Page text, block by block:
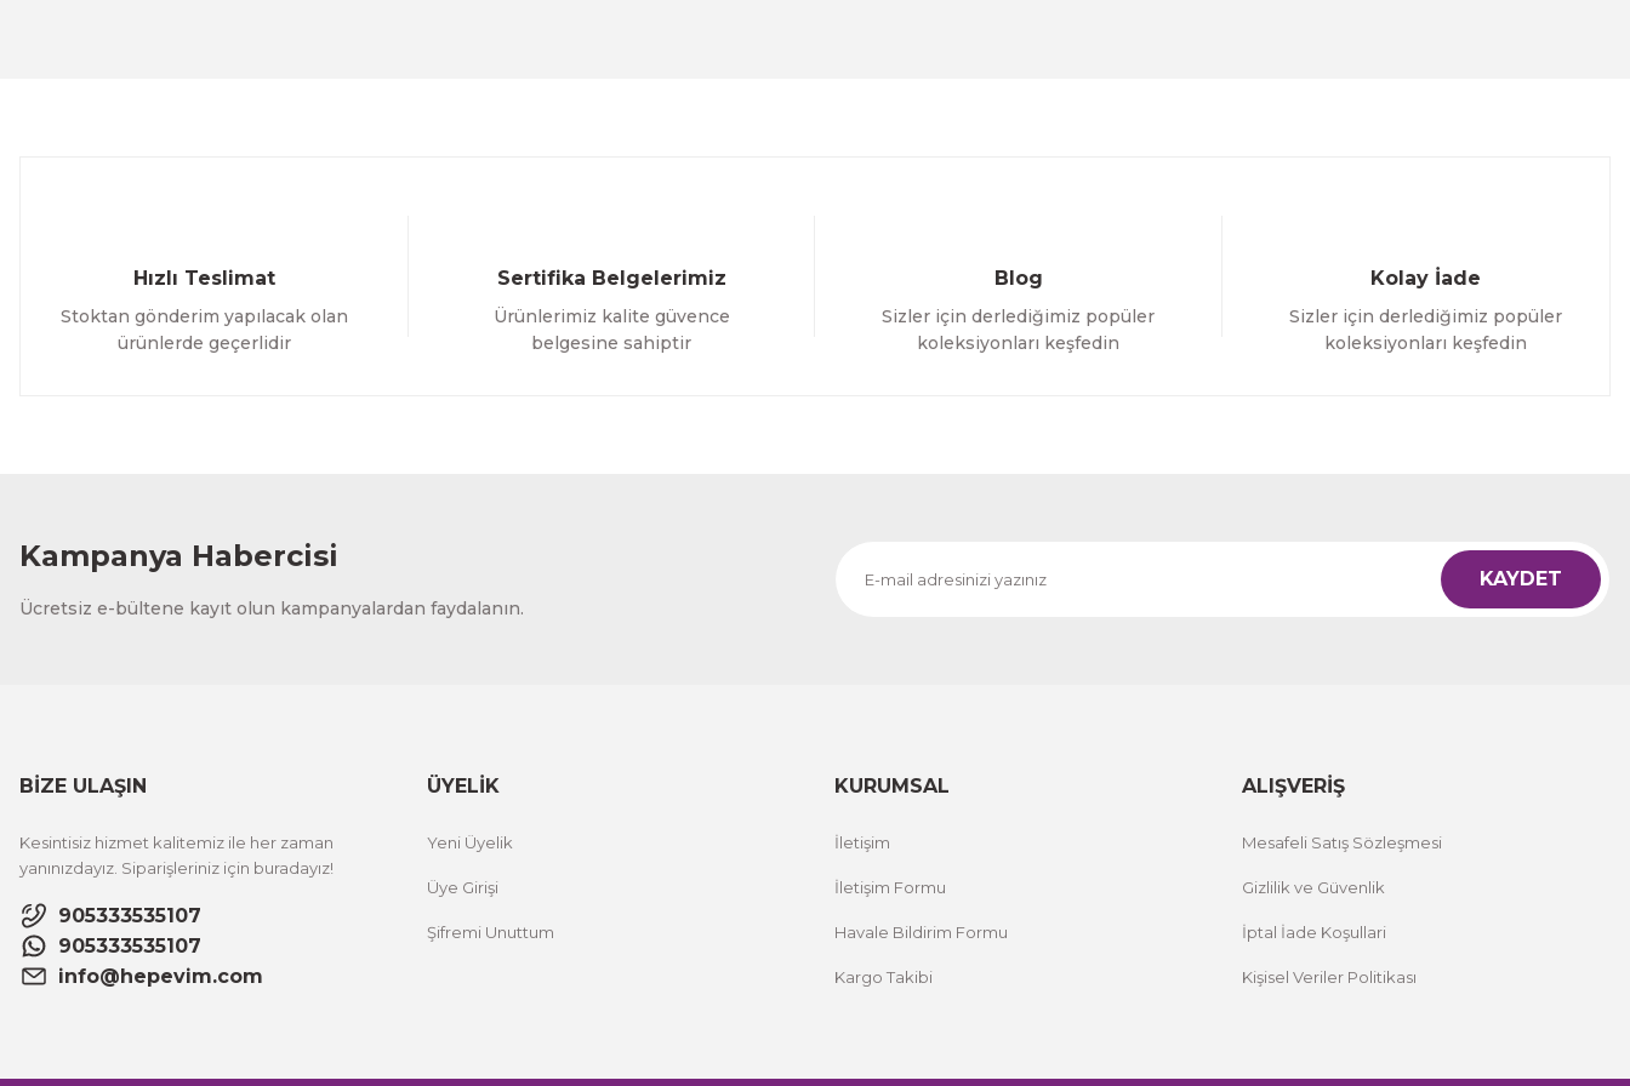
Hızlı Teslimat
Stoktan gönderim yapılacak olan
ürünlerde geçerlidir
Sertifika Belgelerimiz
Ürünlerimiz kalite güvence
belgesine sahiptir
Blog
Sizler için derlediğimiz popüler
koleksiyonları keşfedin
Kolay İade
Sizler için derlediğimiz popüler
koleksiyonları keşfedin
Kampanya Habercisi
Ücretsiz e-bültene kayıt olun kampanyalardan faydalanın.
KAYDET
BİZE ULAŞIN
Kesintisiz hizmet kalitemiz ile her zaman
yanınızdayız. Siparişleriniz için buradayız!
905333535107
905333535107
info@hepevim.com
ÜYELİK
Yeni Üyelik
Üye Girişi
Şifremi Unuttum
KURUMSAL
İletişim
İletişim Formu
Havale Bildirim Formu
Kargo Takibi
ALIŞVERİŞ
Mesafeli Satış Sözleşmesi
Gizlilik ve Güvenlik
İptal İade Koşullari
Kişisel Veriler Politikası